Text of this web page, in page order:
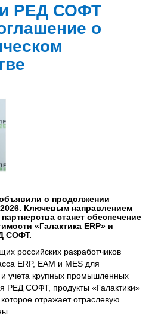
и РЕД СОФТ
о
о продолжении
Ключевым направлением
станет обеспечение
«Галактика ERP» и
СОФТ.
российских разработчиков
ERP, EAM и MES для
учета крупных промышленных
РЕД СОФТ, продукты «Галактики»
отражает отраслевую